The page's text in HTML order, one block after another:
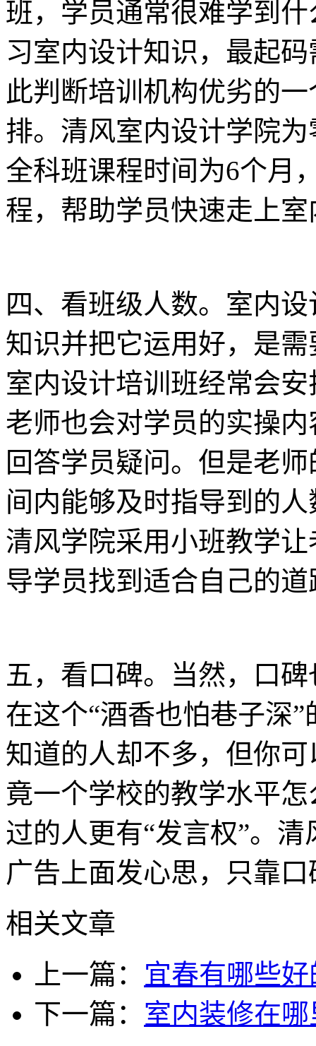
班，学员通常很难学到
习室内设计知识，最起
此判断培训机构优劣的
排。清风室内设计学院
全科班课程时间为6个月
程，帮助学员快速走上
四、看班级人数。室内
知识并把它运用好，是
室内设计培训班经常会
老师也会对学员的实操
回答学员疑问。但是老
间内能够及时指导到的
清风学院采用小班教学
导学员找到适合自己的道
五，看口碑。当然，口
在这个“酒香也怕巷子深
知道的人却不多，但你
竟一个学校的教学水平
过的人更有“发言权”。
广告上面发心思，只靠
相关文章
上一篇： 宜春有哪些
下一篇： 室内装修在